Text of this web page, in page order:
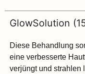
GlowSolution
Diese Behandlung
eine verbesserte
verjüngt und strahlen